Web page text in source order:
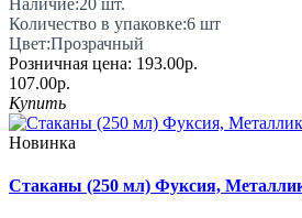
Количество в упаковке:6 шт
Цвет:Прозрачный
Розничная цена: 193.00р.
107.00р.
Купить
Новинка
Стаканы (250 мл) Фуксия,